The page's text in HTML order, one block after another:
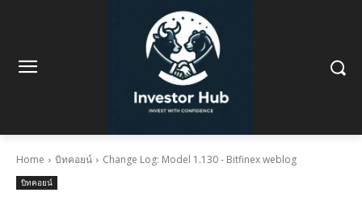
Home บิทคอยน์ Change Log: Model 1.130 - Bitfinex weblog
บิทคอยน์